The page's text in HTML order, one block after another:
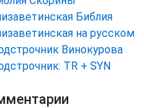
Библия
на русском
Винокурова
TR + SYN